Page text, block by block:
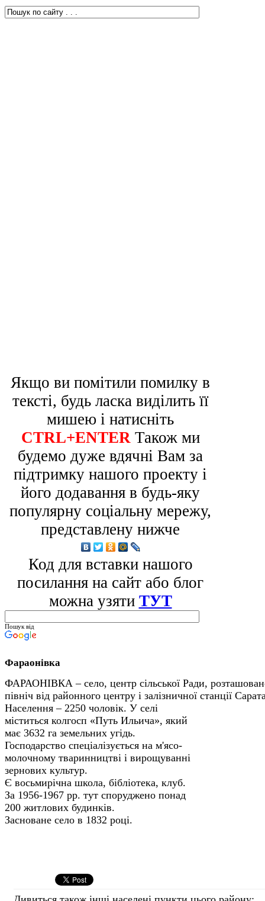
Якщо ви помітили помилку в
тексті, будь ласка виділить її
мишею і натисніть
CTRL+ENTER Також ми
будемо дуже вдячні Вам за
підтримку нашого проекту і
його додавання в будь-яку
популярну соціальну мережу,
представлену нижче
Код для вставки нашого
посилання на сайт або блог
можна узяти ТУТ
Пошук від
Фараонівка
ФАРАОНІВКА – село, центр сільської Ради,
північ від районного центру і залізничної станції
Населення – 2250 чоловік. У селі
міститься колгосп «Путь Ильича», який
має 3632 га земельних угідь.
Господарство спеціалізується на м'ясо-
молочному тваринництві і вирощуванні
зернових культур.
Є восьмирічна школа, бібліотека, клуб.
За 1956-1967 рр. тут споруджено понад
200 житлових будинків.
Засноване село в 1832 році.